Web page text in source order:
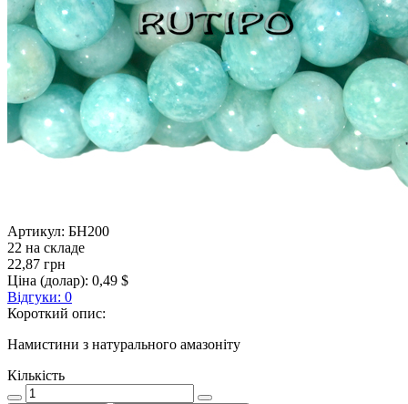
Артикул: БН200
22 на складе
22,87 грн
Ціна (долар): 0,49 $
Відгуки: 0
Короткий опис:
Намистини з натурального амазоніту
Кількість